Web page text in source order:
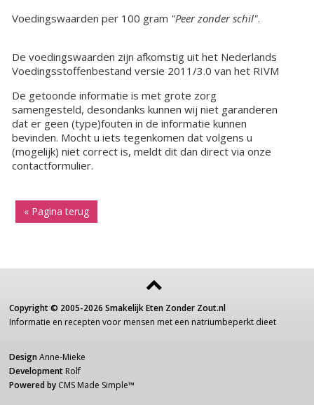
Voedingswaarden per 100 gram "Peer zonder schil".
De voedingswaarden zijn afkomstig uit het Nederlands
Voedingsstoffenbestand versie 2011/3.0 van het RIVM
De getoonde informatie is met grote zorg
samengesteld, desondanks kunnen wij niet garanderen
dat er geen (type)fouten in de informatie kunnen
bevinden. Mocht u iets tegenkomen dat volgens u
(mogelijk) niet correct is, meldt dit dan direct via onze
contactformulier.
« Pagina terug
Copyright © 2005-2026 Smakelijk Eten Zonder Zout.nl
Informatie en recepten voor mensen met een natriumbeperkt dieet
Design Anne-Mieke
Development Rolf
Powered by CMS Made Simple™